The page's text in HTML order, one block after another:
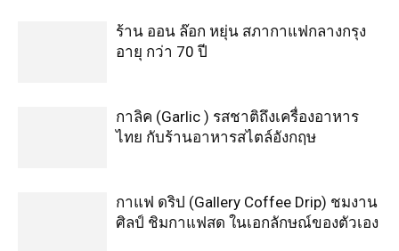
ร้าน ออน ล๊อก หยุ่น สภากาแฟกลางกรุง
อายุ กว่า 70 ปี
กาลิค (Garlic ) รสชาติถึงเครื่องอาหาร
ไทย กับร้านอาหารสไตล์อังกฤษ
กาแฟ ดริป (Gallery Coffee Drip) ชมงาน
ศิลป์ ชิมกาแฟสด ในเอกลักษณ์ของตัวเอง